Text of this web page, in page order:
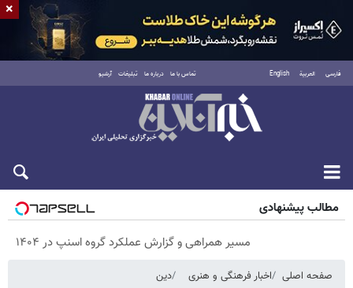
فارسی العربية English تماس با ما درباره ما تبلیغات آرشیو
پنجشنبه ۱۵ مرداد ۱۴۰۵
مطالب پیشنهادی
مسیر همراهی و گزارش عملکرد گروه اسنپ در ۱۴۰۴
صفحه اصلی اخبار فرهنگی و هنری دین
×